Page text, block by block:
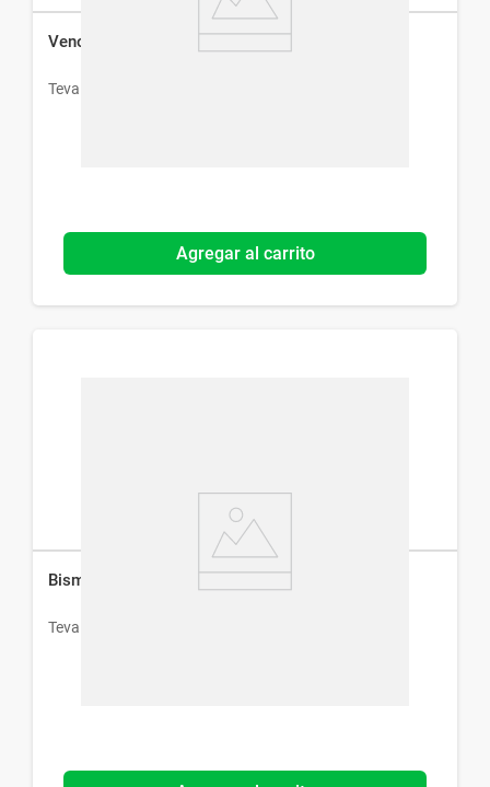
Venostasin Retard x 30 Cápsulas
Teva
Agregar al carrito
Bismutol Suspensión Oral x 150 ml
Teva